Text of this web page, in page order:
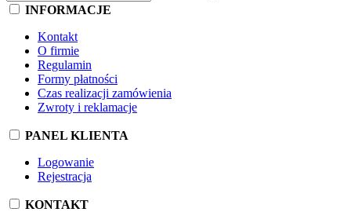
INFORMACJE
Kontakt
O firmie
Regulamin
Formy płatności
Czas realizacji zamówienia
Zwroty i reklamacje
PANEL KLIENTA
Logowanie
Rejestracja
KONTAKT